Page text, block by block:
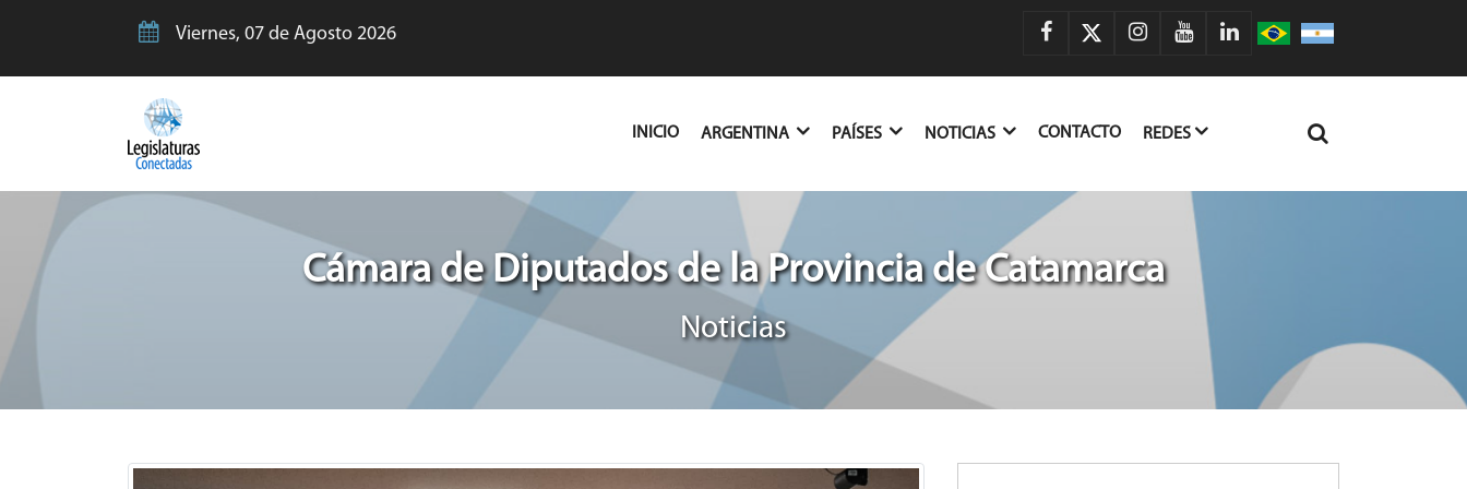
Viernes, 07 de Agosto 2026
INICIO(CURRENT)
ARGENTINA PAÍSES NOTICIAS CONTACTO REDES
Cámara de Diputados de la Provincia de Catamarca
Noticias